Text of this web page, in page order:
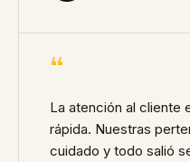
“
La atención al
rápida. Nuestras
cuidado y todo salió